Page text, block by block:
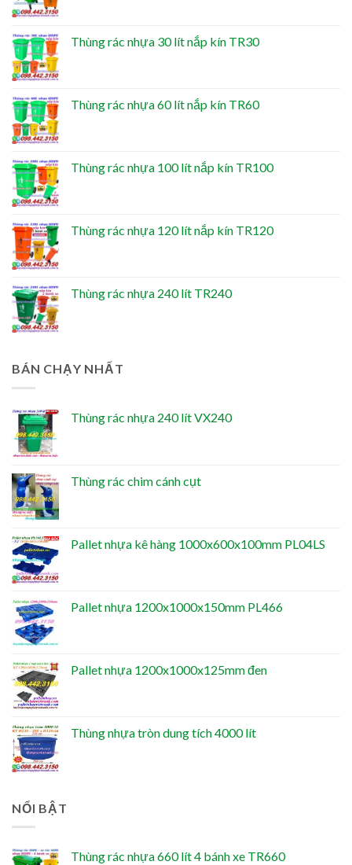
Thùng rác nhựa 30 lít nắp kín TR30
Thùng rác nhựa 60 lít nắp kín TR60
Thùng rác nhựa 100 lít nắp kín TR100
Thùng rác nhựa 120 lít nắp kín TR120
Thùng rác nhựa 240 lít TR240
BÁN CHẠY NHẤT
Thùng rác nhựa 240 lít VX240
Thùng rác chim cánh cụt
Pallet nhựa kê hàng 1000x600x100mm PL04LS
Pallet nhựa 1200x1000x150mm PL466
Pallet nhựa 1200x1000x125mm đen
Thùng nhựa tròn dung tích 4000 lít
NỔI BẬT
Thùng rác nhựa 660 lít 4 bánh xe TR660